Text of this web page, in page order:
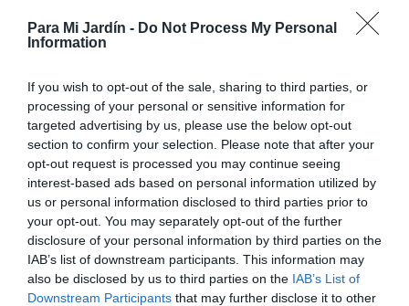
Para Mi Jardín - Do Not Process My Personal
Information
If you wish to opt-out of the sale, sharing to third parties, or
processing of your personal or sensitive information for
targeted advertising by us, please use the below opt-out
section to confirm your selection. Please note that after your
opt-out request is processed you may continue seeing
interest-based ads based on personal information utilized by
us or personal information disclosed to third parties prior to
your opt-out. You may separately opt-out of the further
disclosure of your personal information by third parties on the
IAB’s list of downstream participants. This information may
also be disclosed by us to third parties on the IAB’s List of
Downstream Participants that may further disclose it to other